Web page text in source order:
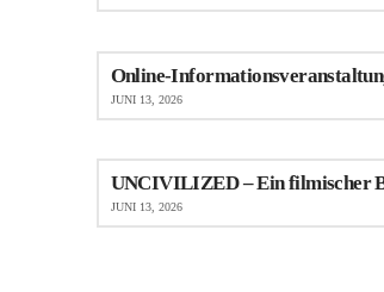
Online-
JUNI 13, 2026
UNCIVILIZED – Ein filmischer
JUNI 13, 2026